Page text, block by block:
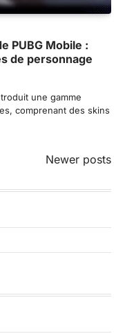
PUBG Mobile :
de personnage
une gamme
comprenant des skins
Newer posts